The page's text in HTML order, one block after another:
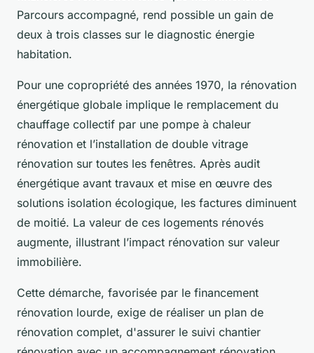
Parcours accompagné, rend possible un gain de
deux à trois classes sur le diagnostic énergie
habitation.
Pour une copropriété des années 1970, la rénovation
énergétique globale implique le remplacement du
chauffage collectif par une pompe à chaleur
rénovation et l’installation de double vitrage
rénovation sur toutes les fenêtres. Après audit
énergétique avant travaux et mise en œuvre des
solutions isolation écologique, les factures diminuent
de moitié. La valeur de ces logements rénovés
augmente, illustrant l’impact rénovation sur valeur
immobilière.
Cette démarche, favorisée par le financement
rénovation lourde, exige de réaliser un plan de
rénovation complet, d'assurer le suivi chantier